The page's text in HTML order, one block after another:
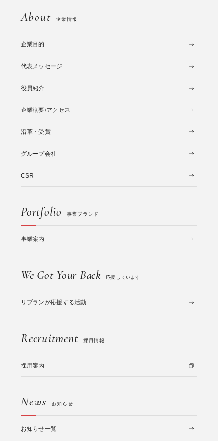
About 企業情報
企業目的
代表メッセージ
役員紹介
企業概要/アクセス
沿革・受賞
グループ会社
CSR
Portfolio 事業ブランド
事業案内
We Got Your Back 応援しています
リブランが応援する活動
Recruitment 採用情報
採用案内
News お知らせ
お知らせ一覧